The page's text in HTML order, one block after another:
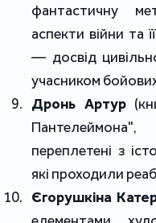
фантастичну
аспекти війни та
— досвід
учасником
Дронь Артур
переплетені з
які проходили
Єгорушкіна